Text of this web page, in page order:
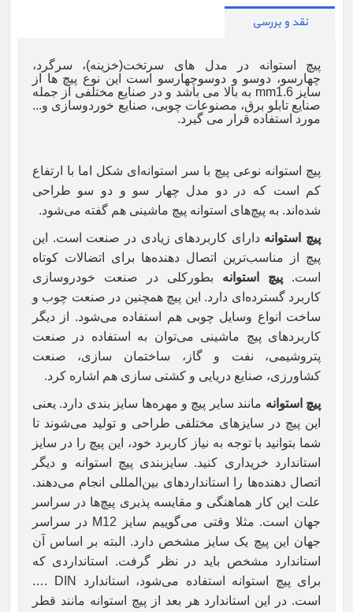
نقد و بررسی
پیچ استوانه در مدل های سرتخت(خزینه)، سرگرد،
چهارسو، دوسو و دوسوچهارسو است این نوع پیچ ها از
سایز 1.6
mm به بالا می باشد و در صنایع مختلفی از جمله
صنایع تابلو برق، مصنوعات چوبی، صنایع خوردوسازی و...
مورد استفاده قرار می گیرد.
پیچ استوانه نوعی پیچ با سر استوانه‌ای شکل اما با ارتفاع
کم است که در دو مدل چهار سو و دو سو طراحی
شده‌اند. به پیچ‌های استوانه پیچ ماشینی هم گفته می‌شود.
پیچ استوانه دارای کاربردهای زیادی در صنعت است. این
پیچ از مناسب‌ترین اتصال دهنده‌ها برای اتضالات کوتاه
است. پیچ استوانه بطورکلی در صنعت خودروسازی
کاربرد گسترده‌ای دارد. این پیچ همچنین در صنعت چوب و
ساخت انواع وسایل چوبی هم استفاده می‌شود. از دیگر
کاربردهای پیچ ماشینی می‌توان به استفاده در صنعت
پتروشیمی، نفت و گاز، ساختمان سازی، صنعت
کشاورزی، صنایع دریایی و کشتی سازی هم اشاره کرد.
پیچ استوانه مانند سایر پیچ و مهره‌ها سایز بندی دارد. یعنی
این پیچ در سایزهای مختلفی طراحی و تولید می‌شوند تا
شما بتوانید با توجه به نیاز کاربرد خود، این پیچ را در سایز
استاندارد خریداری کنید. سایزبندی پیچ استوانه و دیگر
اتصال دهنده‌ها را استانداردهای بین‌المللی انجام می‌‌دهند.
علت این کار هماهنگی و مقایسه پذیری پیچ‌ها در سراسر
جهان است. مثلا وقتی می‌گوییم سایز M12 در سراسر
جهان این پیچ یک سایز مشخص دارد. البته بر اساس آن
استاندارد مشخص باید در نظر گرفت. استانداردی که
برای پیچ استوانه استفاده می‌شود، استاندارد
DIN ….
است. در این استاندارد هر بعد از پیچ استوانه مانند قطر